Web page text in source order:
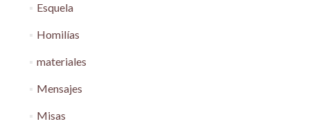
Esquela
Homilías
materiales
Mensajes
Misas